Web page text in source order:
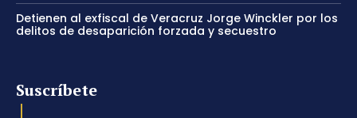
Detienen al exfiscal de Veracruz Jorge Winckler por los
delitos de desaparición forzada y secuestro
Suscríbete